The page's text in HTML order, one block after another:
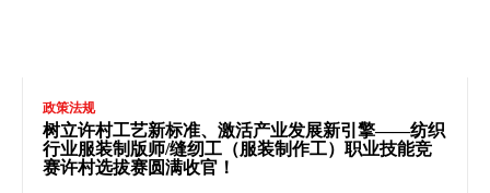
政策法规
树立许村工艺新标准、激活产业发展新引擎——纺织
行业服装制版师/缝纫工（服装制作工）职业技能竞
赛许村选拔赛圆满收官！